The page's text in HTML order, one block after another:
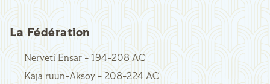
La Fédération
Nerveti Ensar - 194-208 AC
Kaja ruun-Aksoy - 208-224 AC